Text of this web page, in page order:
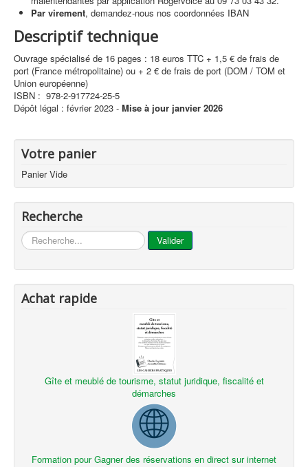
Par virement, demandez-nous nos coordonnées IBAN
Descriptif technique
Ouvrage spécialisé de 16 pages : 18 euros TTC + 1,5 € de frais de
port (France métropolitaine) ou + 2 € de frais de port (DOM / TOM et
Union européenne)
ISBN : 978-2-917724-25-5
Dépôt légal : février 2023 - Mise à jour janvier 2026
Votre panier
Panier Vide
Recherche
... Valider
Achat rapide
Gîte et meublé de tourisme, statut juridique, fiscalité et
démarches
Formation pour Gagner des réservations en direct sur internet